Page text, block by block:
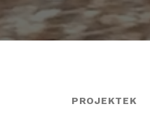
PROJEKTEK